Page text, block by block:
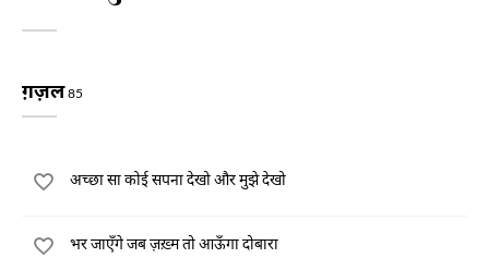
ग़ज़ल85
अच्छा सा कोई सपना देखो और मुझे देखो
भर जाएँगे जब ज़ख़्म तो आऊँगा दोबारा